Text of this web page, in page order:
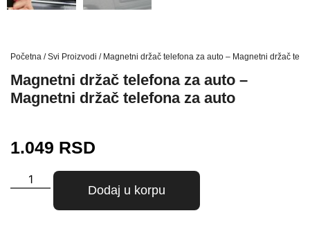
Početna /Svi Proizvodi / Magnetni držač telefona za auto – Magnetni držač
Magnetni držač telefona za auto –
Magnetni držač telefona za auto
1.049 RSD
Dodaj u korpu